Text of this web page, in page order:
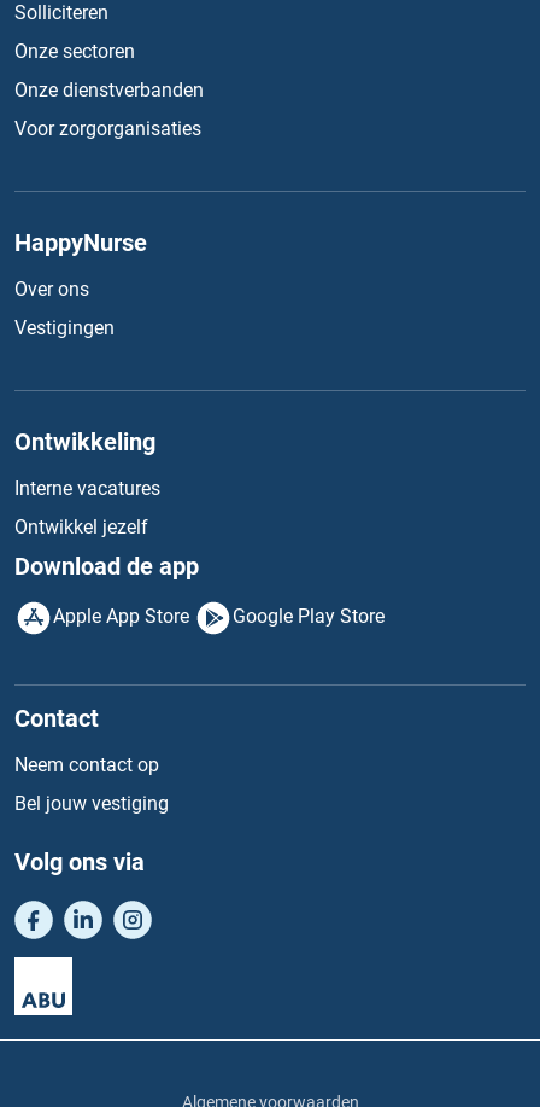
Solliciteren
Onze sectoren
Onze dienstverbanden
Voor zorgorganisaties
HappyNurse
Over ons
Vestigingen
Ontwikkeling
Interne vacatures
Ontwikkel jezelf
Download de app
Apple App Store Google Play Store
Contact
Neem contact op
Bel jouw vestiging
Volg ons via
Algemene voorwaarden